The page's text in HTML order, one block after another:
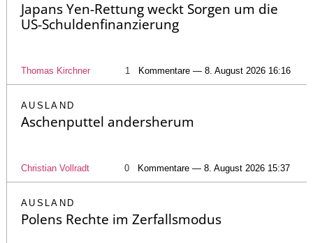
Japans Yen-Rettung weckt Sorgen um die
US-Schuldenfinanzierung
Thomas Kirchner 1 Kommentare — 8. August 2026 16:16
AUSLAND
Aschenputtel andersherum
Christian Vollradt 0 Kommentare — 8. August 2026 15:37
AUSLAND
Polens Rechte im Zerfallsmodus